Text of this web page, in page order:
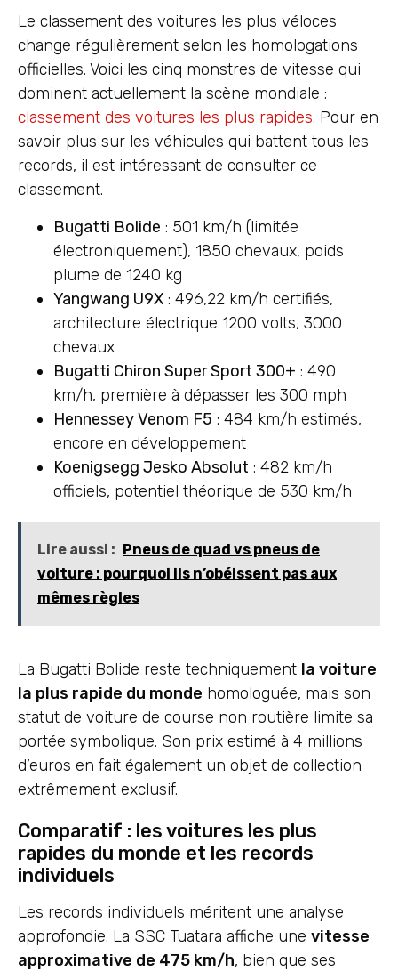
Le classement des voitures les plus véloces
change régulièrement selon les homologations
officielles. Voici les cinq monstres de vitesse qui
dominent actuellement la scène mondiale :
classement des voitures les plus rapides. Pour en
savoir plus sur les véhicules qui battent tous les
records, il est intéressant de consulter ce
classement.
Bugatti Bolide : 501 km/h (limitée
électroniquement), 1850 chevaux, poids
plume de 1240 kg
Yangwang U9X : 496,22 km/h certifiés,
architecture électrique 1200 volts, 3000
chevaux
Bugatti Chiron Super Sport 300+ : 490
km/h, première à dépasser les 300 mph
Hennessey Venom F5 : 484 km/h estimés,
encore en développement
Koenigsegg Jesko Absolut : 482 km/h
officiels, potentiel théorique de 530 km/h
Lire aussi : Pneus de quad vs pneus de
voiture : pourquoi ils n’obéissent pas aux
mêmes règles
La Bugatti Bolide reste techniquement la voiture
la plus rapide du monde homologuée, mais son
statut de voiture de course non routière limite sa
portée symbolique. Son prix estimé à 4 millions
d’euros en fait également un objet de collection
extrêmement exclusif.
Comparatif : les voitures les plus
rapides du monde et les records
individuels
Les records individuels méritent une analyse
approfondie. La SSC Tuatara affiche une vitesse
approximative de 475 km/h, bien que ses